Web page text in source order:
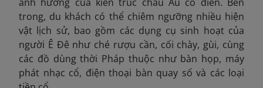
trong, du khách có thể chiêm ngưỡng nhiều hiện
vật lịch sử, bao gồm các dụng cụ sinh hoạt của
người Ê Đê như ché rượu cần, cối chày, gùi, cùng
các đồ dùng thời Pháp thuộc như bàn họp, máy
phát nhạc cổ, điện thoại bàn quay số và các loại